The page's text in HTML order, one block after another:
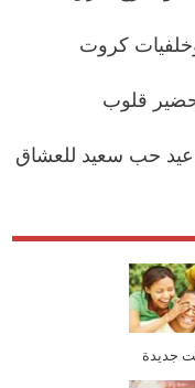
وخلفيات كروت
قلوب
جديدة